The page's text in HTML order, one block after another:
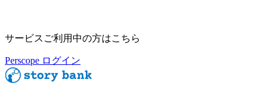
サービスご利用中の方はこちら
Perscope ログイン